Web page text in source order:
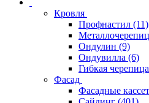
Кровля
Профнастил (11)
Ондулин (9)
Ондувилла (6)
Гибкая черепица
Фасад
Фасадные